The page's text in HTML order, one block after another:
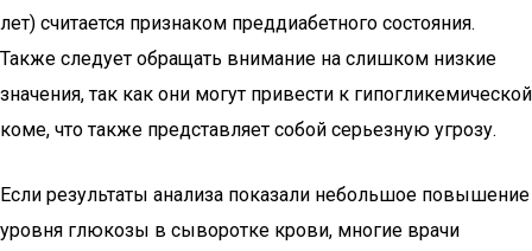
лет) считается признаком преддиабетного состояния.
Также следует обращать внимание на слишком низкие
значения, так как они могут привести к гипогликемической
коме, что также представляет собой серьезную угрозу.
Если результаты анализа показали небольшое повышение
уровня глюкозы в сыворотке крови, многие врачи